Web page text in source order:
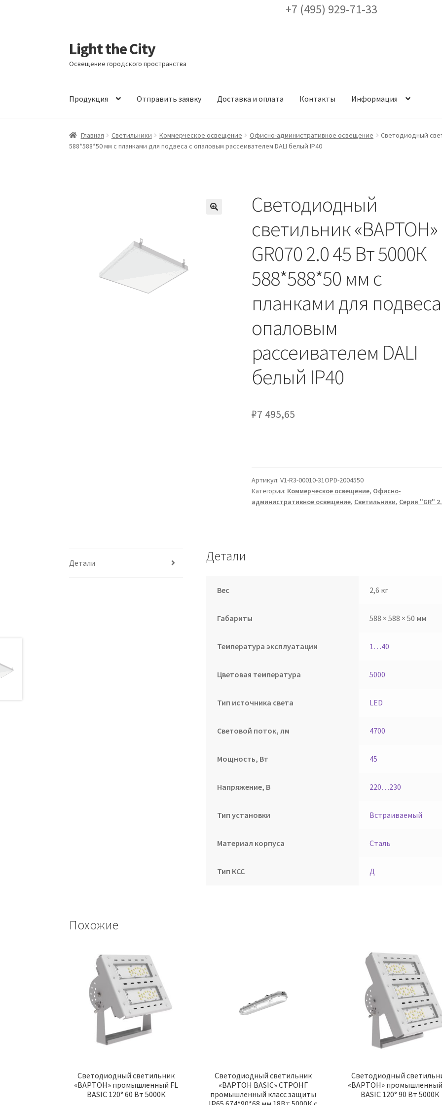
+7 (495) 929-71-33
Перейти
к
навигации
Перейти
к
содержимому
Light the City
Освещение городского пространства
Продукция Отправить заявку Доставка и оплата Контакты Информация
Главная FAQ про кронштейны Доставка и оплата Заказ проекта освещения
Политика конфиденциальностиСертификатыТаблица выбора вводного щитка
Главная Светильники Коммерческое освещение Офисно-административное освещение
Светодиодный
588*588*50 мм с планками для подвеса с опаловым рассеивателем DALI белый IP40
Светодиодный
светильник «ВАРТОН»
GR070 2.0 45 Вт 5000К
588*588*50 мм с
планками для
опаловым
рассеивателем DALI
белый IP40
₽7 495,65
Артикул:V1-R3-00010-31OPD-2004550
Категории: Коммерческое освещение, Офисно-
административное освещение, Светильники, Серия "GR"
Детали Детали
Вес 2,6 кг
Габариты 588 × 588 × 50 мм
Температура эксплуатации 1…40
Цветовая температура 5000
Тип источника света LED
Световой поток, лм 4700
Мощность, Вт 45
Напряжение, В 220…230
Тип установки Встраиваемый
Материал корпуса Сталь
Тип КСС Д
Похожие
Светодиодный светильник
«ВАРТОН» промышленный FL
BASIC 120° 60 Вт 5000К
Светодиодный светильник
«ВАРТОН BASIC» СТРОНГ
промышленный класс защиты
Светодиодный
«ВАРТОН»
BASIC 120° 90 Вт 5000К